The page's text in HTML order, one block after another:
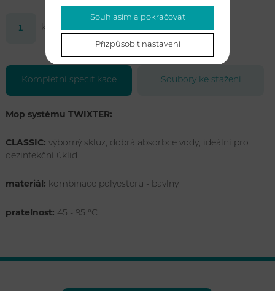
ks
Kompletní specifikace Soubory ke stažení
Mop systému TWIXTER:
CLASSIC: výborný skluz, dobrá absorbce vody, ideální pro
dezinfekční úklid
materiál: kombinace polyesteru - bavlny
pratelnost: 45 - 95 °C
Souhlasím a pokračovat
Přizpůsobit nastavení